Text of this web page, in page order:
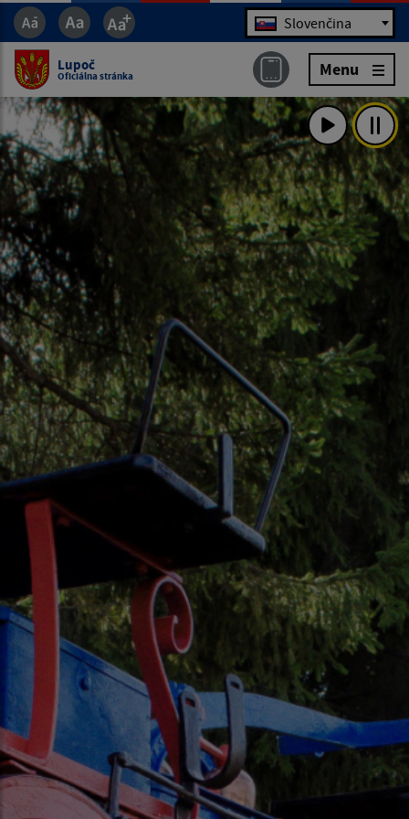
Jazyk Slovenčina
Lupoč
Oficiálna stránka Menu